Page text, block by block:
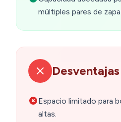
múltiples pares de
Desventajas
Espacio limitado para
altas.